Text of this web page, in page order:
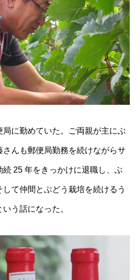
に勤めていた。ご両親が主にぶ
さんも郵便局勤務を続けながらサ
25 年をきっかけに退職し、ぶ
て仲間とぶどう栽培を続けるう
う話になった。